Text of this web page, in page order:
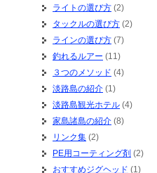
ライトの選び方 (2)
タックルの選び方 (2)
ラインの選び方 (7)
釣れるルアー (11)
３つのメソッド (4)
淡路島の紹介 (1)
淡路島観光ホテル (4)
家島諸島の紹介 (8)
リンク集 (2)
PE用コーティング剤 (2)
おすすめジグヘッド (1)